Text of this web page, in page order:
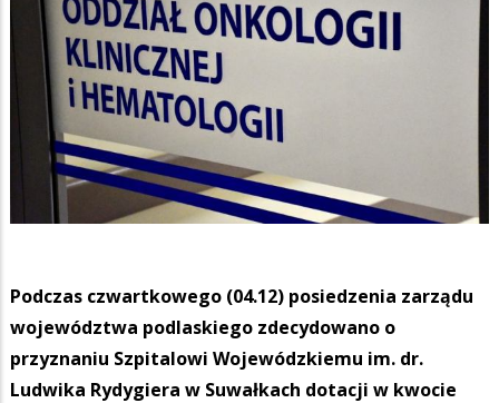
Podczas czwartkowego (04.12) posiedzenia zarządu
województwa podlaskiego zdecydowano o
przyznaniu Szpitalowi Wojewódzkiemu im. dr.
Ludwika Rydygiera w Suwałkach dotacji w kwocie